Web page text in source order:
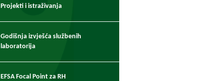
Projekti i istraživanja
Godišnja izvješća službenih
laboratorija
EFSA Focal Point za RH